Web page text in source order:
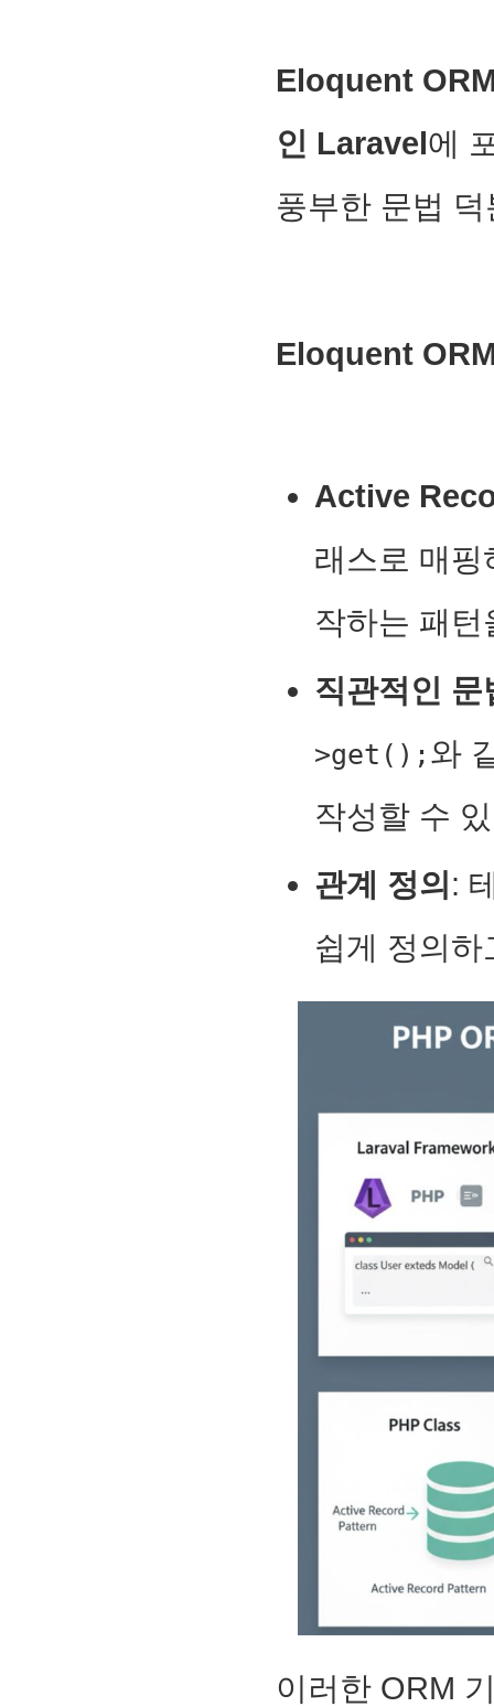
Eloquent
인 Laravel에
풍부한 문법
Eloquent
Active
래스로 매핑
작하는 패턴
직관적인 문
>get(); 와
작성할 수
관계 정의 :
쉽게 정의
이러한 ORM